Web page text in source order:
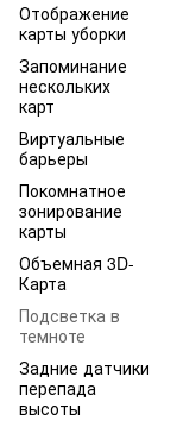
Отображение
карты уборки
Запоминание
нескольких
карт
Виртуальные
барьеры
Покомнатное
зонирование
карты
Объемная 3D-
Карта
Подсветка в
темноте
Задние датчики
перепада
высоты